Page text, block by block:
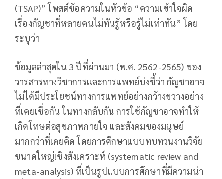
(TSAP)” โพสต์ข้อความในหัวข้อ “ความเข้าใจผิด
เรื่องกัญชาที่หลายคนไม่ทันรู้หรือรู้ไม่เท่าทัน” โดย
ระบุว่า
ข้อมูลล่าสุดใน 3 ปีที่ผ่านมา (พ.ศ. 2562-2565) ของ
วารสารทางวิชาการและการแพทย์บ่งชี้ว่า กัญชาอาจ
ไม่ได้มีประโยชน์ทางการแพทย์อย่างกว้างขวางอย่าง
ที่เคยเชื่อกัน ในทางกลับกัน การใช้กัญชาอาจทำให้
เกิดโทษต่อสุขภาพกายใจ และสังคมของมนุษย์
มากกว่าที่เคยคิด โดยการศึกษาแบบทบทวนงานวิจัย
ขนาดใหญ่เชิงสังเคราะห์ (systematic review and
meta-analysis) ที่เป็นรูปแบบการศึกษาที่มีความน่า